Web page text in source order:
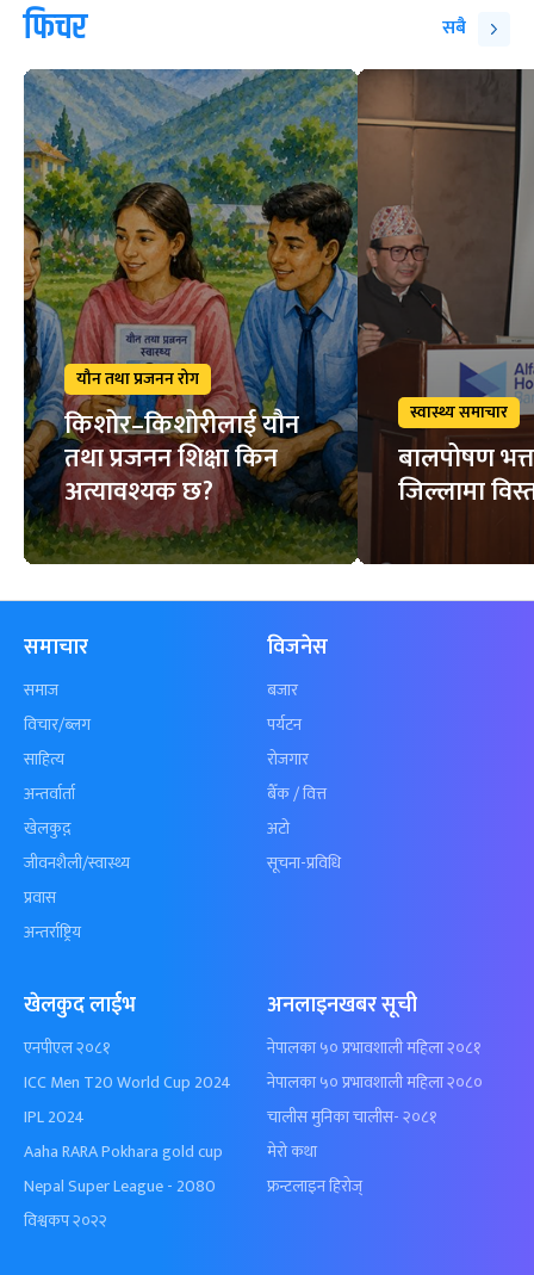
फिचर सबै
यौन तथा प्रजनन रोग
किशोर–किशोरीलाई यौन
तथा प्रजनन शिक्षा किन
अत्यावश्यक छ?
स्वास्थ्य समाचार
बालपोषण
जिल्लामा
समाचार
समाज
विचार/ब्लग
साहित्य
अन्तर्वार्ता
खेलकुद़़
जीवनशैली/स्वास्थ्य
प्रवास
अन्तर्राष्ट्रिय
विजनेस
बजार
पर्यटन
रोजगार
बैँक / वित्त
अटो
सूचना-प्रविधि
खेलकुद लाईभ
एनपीएल २०८१
ICC Men T20 World Cup 2024
IPL 2024
Aaha RARA Pokhara gold cup
Nepal Super League - 2080
विश्वकप २०२२
अनलाइनखबर सूची
नेपालका ५० प्रभावशाली महिला २०८१
नेपालका ५० प्रभावशाली महिला २०८०
चालीस मुनिका चालीस- २०८१
मेरो कथा
फ्रन्टलाइन हिरोज्